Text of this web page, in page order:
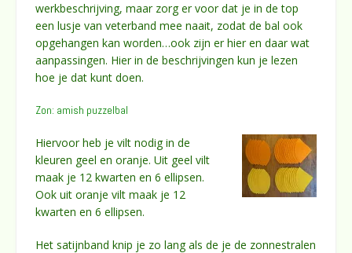
werkbeschrijving, maar zorg er voor dat je in de top
een lusje van veterband mee naait, zodat de bal ook
opgehangen kan worden…ook zijn er hier en daar wat
aanpassingen. Hier in de beschrijvingen kun je lezen
hoe je dat kunt doen.
Zon: amish puzzelbal
Hiervoor heb je vilt nodig in de
kleuren geel en oranje. Uit geel vilt
maak je 12 kwarten en 6 ellipsen.
Ook uit oranje vilt maak je 12
kwarten en 6 ellipsen.
Het satijnband knip je zo lang als de je de zonnestralen